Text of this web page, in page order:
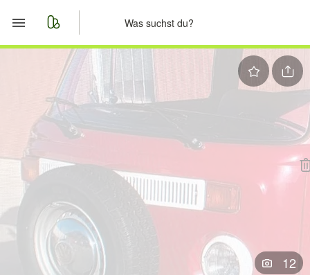
Start
Merkliste
Nachrichten
Anzeige aufgeben
12